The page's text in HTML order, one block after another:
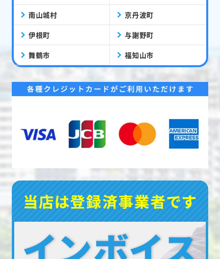
南山城村 京丹波町
伊根町 与謝野町
舞鶴市 福知山市